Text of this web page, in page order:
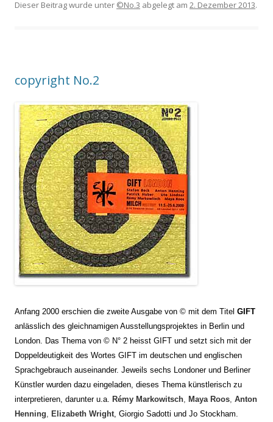
Dieser Beitrag wurde unter ©No.3 abgelegt am 2. Dezember 2013.
copyright No.2
Anfang 2000 erschien die zweite Ausgabe von © mit dem Titel GIFT
anlässlich des gleichnamigen Ausstellungsprojektes in Berlin und
London. Das Thema von © N° 2 heisst GIFT und setzt sich mit der
Doppeldeutigkeit des Wortes GIFT im deutschen und englischen
Sprachgebrauch auseinander. Jeweils sechs Londoner und Berliner
Künstler wurden dazu eingeladen, dieses Thema künstlerisch zu
interpretieren, darunter u.a. Rémy Markowitsch, Maya Roos, Anton
Henning, Elizabeth Wright, Giorgio Sadotti und Jo Stockham.